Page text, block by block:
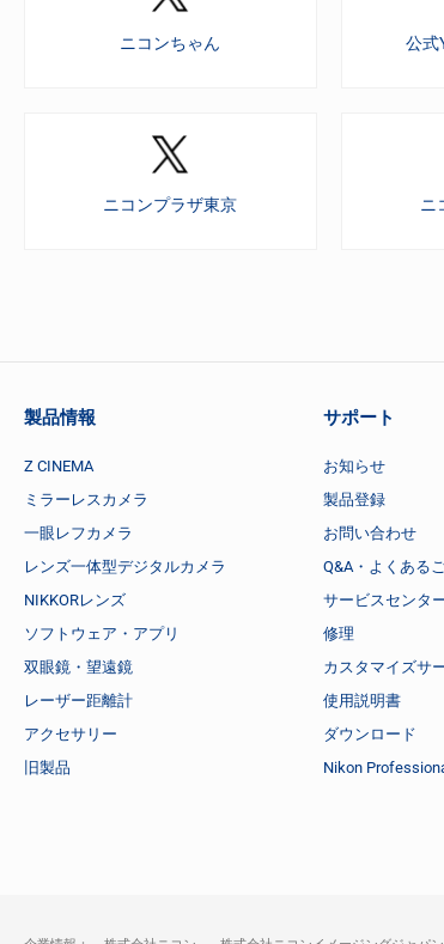
ニコンちゃん 公式
ニコンプラザ東京 ニ
製品情報
Z CINEMA
ミラーレスカメラ
一眼レフカメラ
レンズ一体型デジタルカメラ
NIKKORレンズ
ソフトウェア・アプリ
双眼鏡・望遠鏡
レーザー距離計
アクセサリー
旧製品
サポート
お知らせ
製品登録
お問い合わせ
Q&A・よくある
サービスセンタ
修理
カスタマイズサ
使用説明書
ダウンロード
Nikon